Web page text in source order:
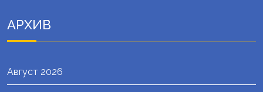
АРХИВ
Август 2026